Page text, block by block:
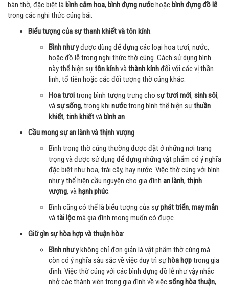
bàn thờ, đặc biệt là bình cắm hoa, bình đựng nướchoặc bình đựng đồ lễ
trong các nghi thức cúng bái.
Biểu tượng của sự thanh khiết và tôn kính:
Bình như yđược dùng để đựng các loại hoa tươi, nước,
hoặc đồ lễ trong nghi thức thờ cúng. Cách sử dụng bình
này thể hiện sựtôn kínhvà thành kínhđối với các vị thần
linh, tổ tiên hoặc các đối tượng thờ cúng khác.
Hoa tươitrong bình tượng trưng cho sựtươi mới, sinh sôi,
và sự sống, trong khi nướctrong bình thể hiện sựthuần
khiết, tinh khiếtvà bình an
Cầu mong sự an lành và thịnh vượng:
Bình trong thờ cúng thường được đặt ở những nơi trang
trọng và được sử dụng để đựng những vật phẩm có ý nghĩa
đặc biệt như hoa, trái cây, hay nước. Việc thờ cúng với bình
như y thể hiện cầu nguyện cho gia đình an lành, thịnh
vượng, và hạnh phúc
Bình cũng có thể là biểu tượng của sựphát triển, may mắn
và tài lộcmà gia đình mong muốn có được.
Giữ gìn sự hòa hợp và thuận hòa:
Bình như ykhông chỉ đơn giản là vật phẩm thờ cúng mà
còn có ý nghĩa sâu sắc về việc duy trì sựhòa hợptrong gia
đình. Việc thờ cúng với các bình đựng đồ lễ như vậy nhắc
nhở các thành viên trong gia đình về việcsống hòa thuận,